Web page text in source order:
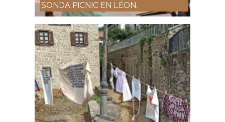
SONDA PICNIC EN LÉON.